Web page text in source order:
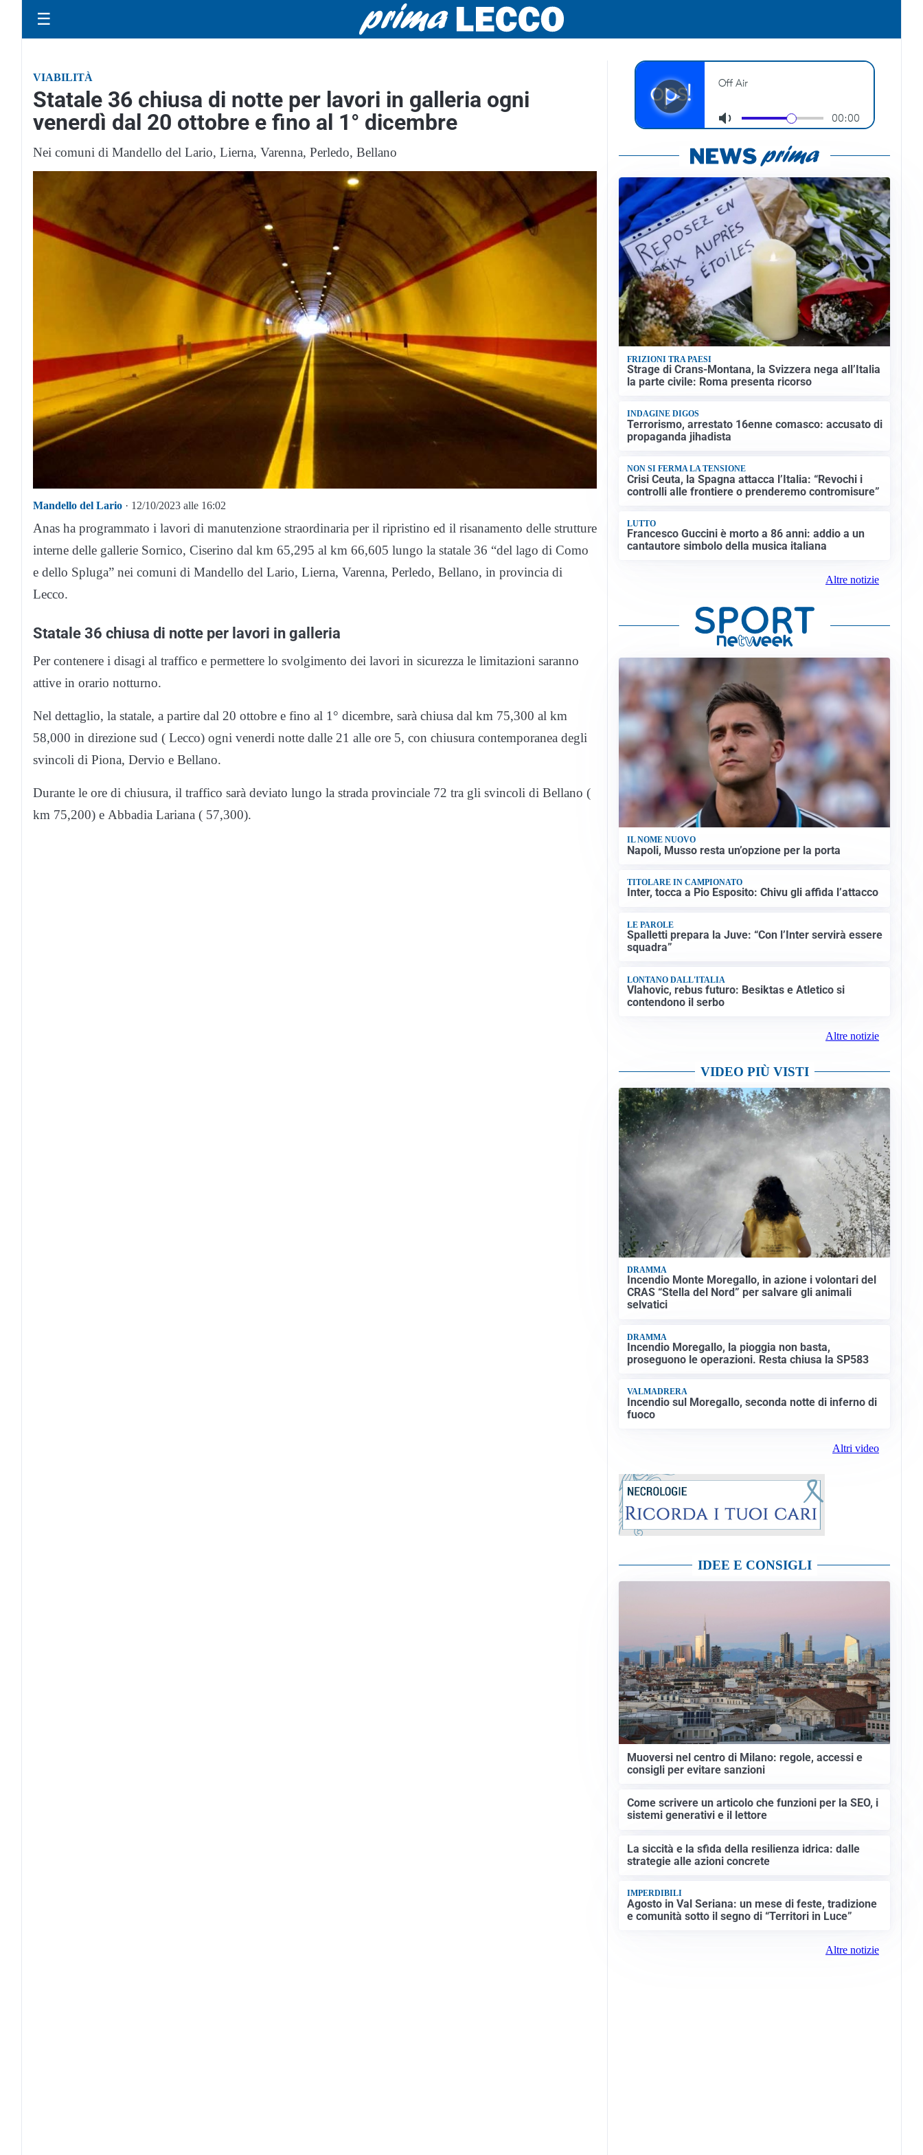
☰
VIABILITÀ
Statale 36 chiusa di notte per lavori in galleria ogni
venerdì dal 20 ottobre e fino al 1° dicembre
Nei comuni di Mandello del Lario, Lierna, Varenna, Perledo, Bellano
Mandello del Lario · 12/10/2023 alle 16:02
Anas ha programmato i lavori di manutenzione straordinaria per il ripristino ed il risanamento delle strutture
interne delle gallerie Sornico, Ciserino dal km 65,295 al km 66,605 lungo la statale 36 “del lago di Como
e dello Spluga” nei comuni di Mandello del Lario, Lierna, Varenna, Perledo, Bellano, in provincia di
Lecco.
Statale 36 chiusa di notte per lavori in galleria
Per contenere i disagi al traffico e permettere lo svolgimento dei lavori in sicurezza le limitazioni saranno
attive in orario notturno.
Nel dettaglio, la statale, a partire dal 20 ottobre e fino al 1° dicembre, sarà chiusa dal km 75,300 al km
58,000 in direzione sud ( Lecco) ogni venerdi notte dalle 21 alle ore 5, con chiusura contemporanea degli
svincoli di Piona, Dervio e Bellano.
Durante le ore di chiusura, il traffico sarà deviato lungo la strada provinciale 72 tra gli svincoli di Bellano (
km 75,200) e Abbadia Lariana ( 57,300).
FRIZIONI TRA PAESI
Strage di Crans-Montana, la Svizzera nega all’Italia
la parte civile: Roma presenta ricorso
INDAGINE DIGOS
Terrorismo, arrestato 16enne comasco: accusato di
propaganda jihadista
NON SI FERMA LA TENSIONE
Crisi Ceuta, la Spagna attacca l’Italia: “Revochi i
controlli alle frontiere o prenderemo contromisure”
LUTTO
Francesco Guccini è morto a 86 anni: addio a un
cantautore simbolo della musica italiana
Altre notizie
IL NOME NUOVO
Napoli, Musso resta un’opzione per la porta
TITOLARE IN CAMPIONATO
Inter, tocca a Pio Esposito: Chivu gli affida l’attacco
LE PAROLE
Spalletti prepara la Juve: “Con l’Inter servirà essere
squadra”
LONTANO DALL'ITALIA
Vlahovic, rebus futuro: Besiktas e Atletico si
contendono il serbo
Altre notizie
VIDEO PIÙ VISTI
DRAMMA
Incendio Monte Moregallo, in azione i volontari del
CRAS “Stella del Nord” per salvare gli animali
selvatici
DRAMMA
Incendio Moregallo, la pioggia non basta,
proseguono le operazioni. Resta chiusa la SP583
VALMADRERA
Incendio sul Moregallo, seconda notte di inferno di
fuoco
Altri video
IDEE E CONSIGLI
Muoversi nel centro di Milano: regole, accessi e
consigli per evitare sanzioni
Come scrivere un articolo che funzioni per la SEO, i
sistemi generativi e il lettore
La siccità e la sfida della resilienza idrica: dalle
strategie alle azioni concrete
IMPERDIBILI
Agosto in Val Seriana: un mese di feste, tradizione
e comunità sotto il segno di “Territori in Luce”
Altre notizie